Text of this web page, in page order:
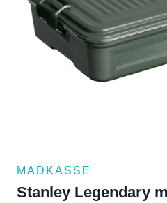
MADKASSE
Stanley Legendary